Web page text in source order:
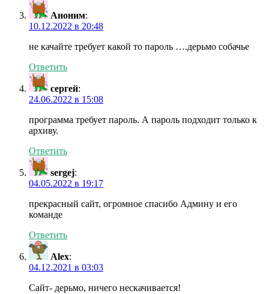
Аноним:
10.12.2022 в 20:48
не качайте требует какой то пароль ….дерьмо собачье
Ответить
сергей:
24.06.2022 в 15:08
программа требует пароль. А пароль подходит только к
архиву.
Ответить
sergej:
04.05.2022 в 19:17
прекрасный сайт, огромное спасибо Админу и его
команде
Ответить
Alex:
04.12.2021 в 03:03
Сайт- дерьмо, ничего нескачивается!